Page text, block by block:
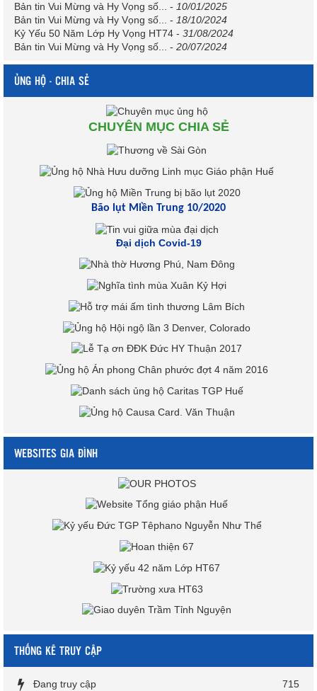
Bản tin Vui Mừng và Hy Vọng số... - 10/01/2025
Bản tin Vui Mừng và Hy Vọng số... - 18/10/2024
Kỷ Yếu 50 Năm Lớp Hy Vọng HT74 - 31/08/2024
Bản tin Vui Mừng và Hy Vọng số... - 20/07/2024
ỦNG HỘ - CHIA SẺ
CHUYÊN MỤC CHIA SẺ
Bão lụt Miền Trung 10/2020
Đại dịch Covid-19
WEBSITES GIA ĐÌNH
THỐNG KÊ TRUY CẬP
Đang truy cập
715